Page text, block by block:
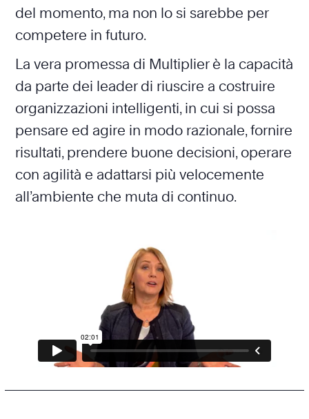
del momento, ma non lo si sarebbe per
competere in futuro.
La vera promessa di Multiplier è la capacità
da parte dei leader di riuscire a costruire
organizzazioni intelligenti, in cui si possa
pensare ed agire in modo razionale, fornire
risultati, prendere buone decisioni, operare
con agilità e adattarsi più velocemente
all’ambiente che muta di continuo.